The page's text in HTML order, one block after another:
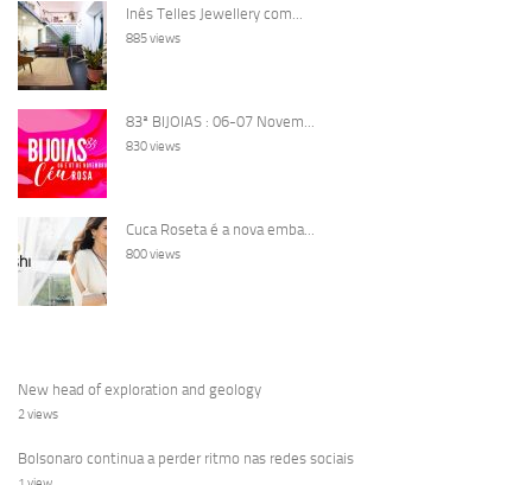
Inês Telles Jewellery com...
885 views
83ª BIJOIAS : 06-07 Novem...
830 views
Cuca Roseta é a nova emba...
800 views
New head of exploration and geology
2 views
Bolsonaro continua a perder ritmo nas redes sociais